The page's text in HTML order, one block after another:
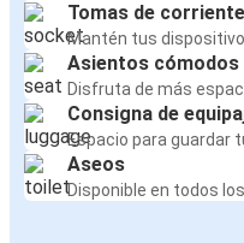
Tomas de corriente
Mantén tus
Asientos cómodos
Disfruta de más
Consigna de
Espacio para guardar
Aseos
Disponible en todos